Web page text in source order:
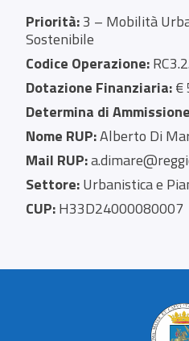
Priorità:3 – Mobilità
Sostenibile
Codice Operazione:
Dotazione Finanziaria:€
Determina di
Nome RUP:Alberto Di
Mail RUP:
Settore:Urbanistica e
CUP:H33D24000080007